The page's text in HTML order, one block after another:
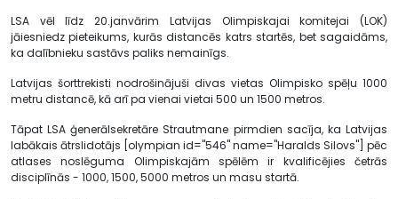
LSA vēl līdz 20.janvārim Latvijas Olimpiskajai komitejai (LOK)
jāiesniedz pieteikums, kurās distancēs katrs startēs, bet sagaidāms,
ka dalībnieku sastāvs paliks nemainīgs.
Latvijas šorttrekisti nodrošinājuši divas vietas Olimpisko spēļu 1000
metru distancē, kā arī pa vienai vietai 500 un 1500 metros.
Tāpat LSA ģenerālsekretāre Strautmane pirmdien sacīja, ka Latvijas
labākais ātrslidotājs [olympian id="546" name="Haralds Silovs"] pēc
atlases noslēguma Olimpiskajām spēlēm ir kvalificējies četrās
disciplīnās - 1000, 1500, 5000 metros un masu startā.